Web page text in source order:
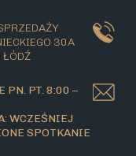
30A
PN. PT. 8:00 –
WCZEŚNIEJ
SPOTKANIE